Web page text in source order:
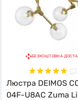
БЕЗКОШТОВНА
Люстра DEIMOS
04F-U8AC Zuma